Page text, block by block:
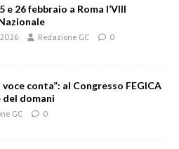
e 26 febbraio a Roma l’VIII
Redazione GC 0
conta”: al Congresso FEGICA
domani
GC 0